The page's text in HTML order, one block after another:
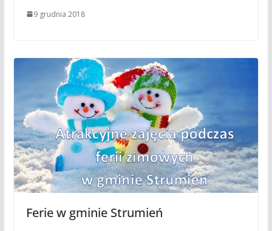
9 grudnia 2018
Ferie w gminie Strumień